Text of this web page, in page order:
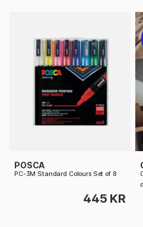
POSCA
PC-3M Standard Colours Set of 8
445 KR